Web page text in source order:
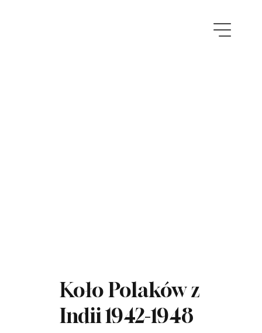
Koło Polaków z
Indii 1942-1948